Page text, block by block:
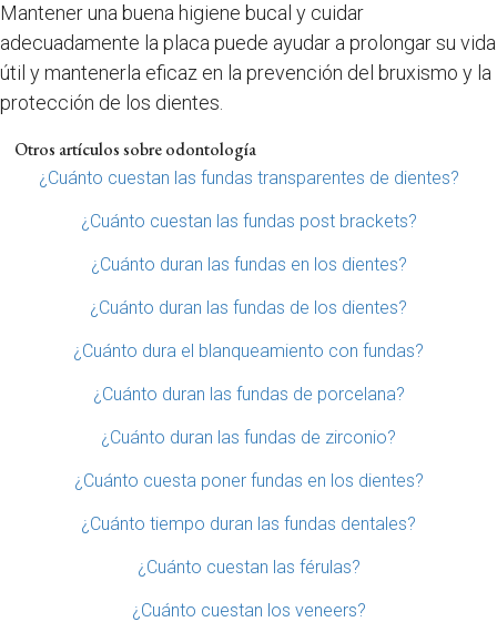
Mantener una buena higiene bucal y cuidar
adecuadamente la placa puede ayudar a prolongar su vida
útil y mantenerla eficaz en la prevención del bruxismo y la
protección de los dientes.
Otros artículos sobre odontología
¿Cuánto cuestan las fundas transparentes de dientes?
¿Cuánto cuestan las fundas post brackets?
¿Cuánto duran las fundas en los dientes?
¿Cuánto duran las fundas de los dientes?
¿Cuánto dura el blanqueamiento con fundas?
¿Cuánto duran las fundas de porcelana?
¿Cuánto duran las fundas de zirconio?
¿Cuánto cuesta poner fundas en los dientes?
¿Cuánto tiempo duran las fundas dentales?
¿Cuánto cuestan las férulas?
¿Cuánto cuestan los veneers?